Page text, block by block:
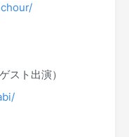
スト出演）